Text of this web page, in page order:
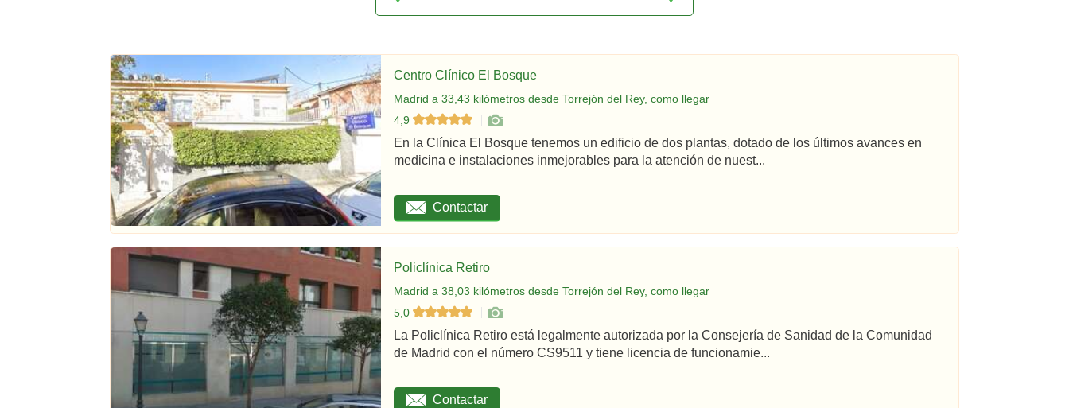
Centro Clínico El Bosque
Madrid a 33,43 kilómetros desde Torrejón del Rey, como llegar
4,9
En la Clínica El Bosque tenemos un edificio de dos plantas, dotado de los últimos avances en
medicina e instalaciones inmejorables para la atención de nuest...
Contactar
Policlínica Retiro
Madrid a 38,03 kilómetros desde Torrejón del Rey, como llegar
5,0
La Policlínica Retiro está legalmente autorizada por la Consejería de Sanidad de la Comunidad
de Madrid con el número CS9511 y tiene licencia de funcionamie...
Contactar